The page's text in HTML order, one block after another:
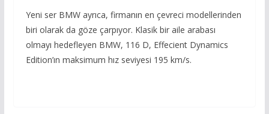
Yeni ser BMW ayrıca, firmanın en çevreci modellerinden
biri olarak da göze çarpıyor. Klasik bir aile arabası
olmayı hedefleyen BMW, 116 D, Effecient Dynamics
Edition’ın maksimum hız seviyesi 195 km/s.